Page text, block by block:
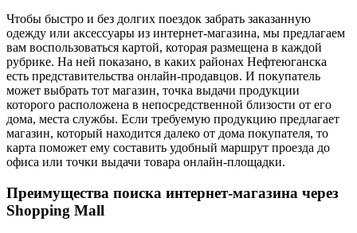
Чтобы быстро и без долгих поездок забрать заказанную
одежду или аксессуары из интернет-магазина, мы предлагаем
вам воспользоваться картой, которая размещена в каждой
рубрике. На ней показано, в каких районах Нефтеюганска
есть представительства онлайн-продавцов. И покупатель
может выбрать тот магазин, точка выдачи продукции
которого расположена в непосредственной близости от его
дома, места службы. Если требуемую продукцию предлагает
магазин, который находится далеко от дома покупателя, то
карта поможет ему составить удобный маршрут проезда до
офиса или точки выдачи товара онлайн-площадки.
Преимущества поиска интернет-магазина через
Shopping Mall